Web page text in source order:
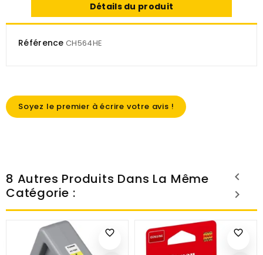
Détails du produit
Référence CH564HE
Soyez le premier à écrire votre avis !
8 Autres Produits Dans La Même
Catégorie :
favorite_border favorite_border